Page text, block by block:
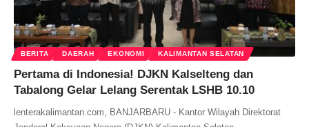
BERITA DAERAH EKONOMI KALIMANTAN SELATAN
Pertama di Indonesia! DJKN Kalselteng dan
Tabalong Gelar Lelang Serentak LSHB 10.10
lenterakalimantan.com, BANJARBARU - Kantor Wilayah Direktorat